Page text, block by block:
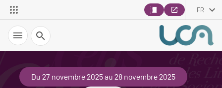
FR
Recherche
Du 27 novembre 2025 au 28 novembre 2025